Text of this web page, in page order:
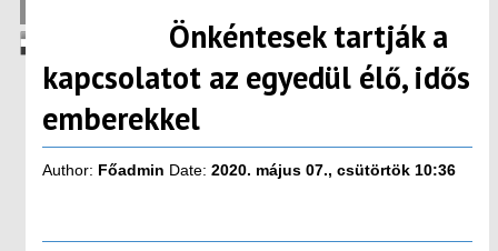
Önkéntesek tartják a
kapcsolatot az egyedül élő, idős
emberekkel
Author: Főadmin Date: 2020. május 07., csütörtök 10:36